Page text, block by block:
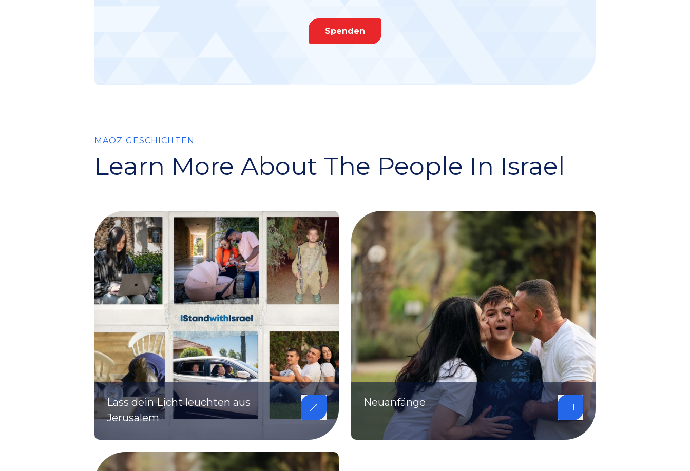
Spenden
MAOZ GESCHICHTEN
Learn More About The People In Israel
Lass dein Licht leuchten aus
Jerusalem
Neuanfänge